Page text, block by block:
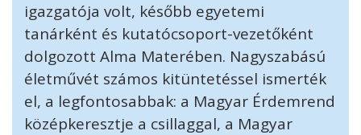
igazgatója volt, később egyetemi
tanárként és kutatócsoport-vezetőként
dolgozott Alma Materében. Nagyszabású
életművét számos kitüntetéssel ismerték
el, a legfontosabbak: a Magyar Érdemrend
középkeresztje a csillaggal, a Magyar